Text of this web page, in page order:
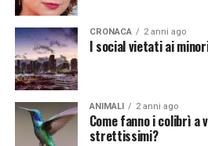
CRONACA 2 anni ago
I social vietati ai
ANIMALI 2 anni ago
Come fanno i colibrì a
strettissimi?